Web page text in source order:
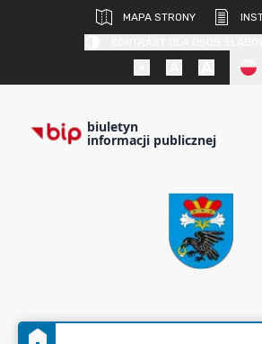
MAPA STRONY
biuletyn
informacji publicznej